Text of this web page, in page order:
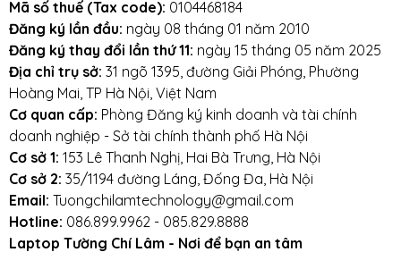
Đầu
cấp
điện
cho hệ
thống
1x MB 20+4 Pin
1x CPU12V 4 Pin
1x PCI-e 6 Pin
3x SATA
3x 4Pin Peripheral
1x 4Pin Floppy
Quạt 120mm
Đường
100V-240V
Mã số thuế (Tax code): 0104468184
Đăng ký lần đầu: ngày 08 tháng 01 năm 2010
Đăng ký thay đổi lần thứ 11: ngày 15 tháng 05 năm 2025
Địa chỉ trụ sở: 31 ngõ 1395, đường Giải Phóng, Phường
Hoàng Mai, TP Hà Nội, Việt Nam
Cơ quan cấp: Phòng Đăng ký kinh doanh và tài chính
doanh nghiệp - Sở tài chính thành phố Hà Nội
Cơ sở 1: 153 Lê Thanh Nghị, Hai Bà Trưng, Hà Nội
Cơ sở 2: 35/1194 đường Láng, Đống Đa, Hà Nội
Email: Tuongchilamtechnology@gmail.com
Hotline: 086.899.9962 - 085.829.8888
Laptop Tường Chí Lâm - Nơi để bạn an tâm